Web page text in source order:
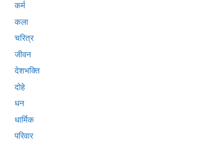
कर्म
कला
चरित्र
जीवन
देशभक्ति
दोहे
धन
धार्मिक
परिवार